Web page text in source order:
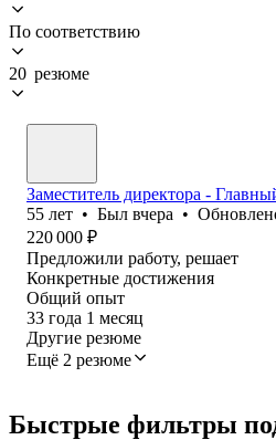
По соответствию
20 резюме
Заместитель директора -
55 лет • Был вчера •
220 000 ₽
Предложили работу, решает
Конкретные достижения
Общий опыт
33 года 1 месяц
Другие резюме
Ещё 2 резюме
Быстрые фильтры